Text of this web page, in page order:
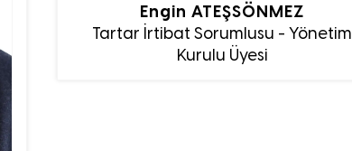
Engin ATEŞSÖNMEZ
Tartar İrtibat Sorumlusu - Yönetim
Kurulu Üyesi